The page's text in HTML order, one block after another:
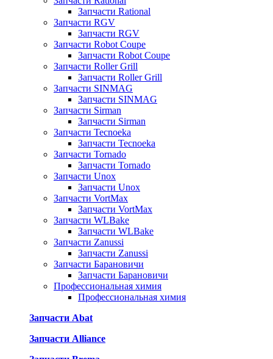
Запчасти Rational
Запчасти RGV
Запчасти RGV
Запчасти Robot Coupe
Запчасти Robot Coupe
Запчасти Roller Grill
Запчасти Roller Grill
Запчасти SINMAG
Запчасти SINMAG
Запчасти Sirman
Запчасти Sirman
Запчасти Tecnoeka
Запчасти Tecnoeka
Запчасти Tornado
Запчасти Tornado
Запчасти Unox
Запчасти Unox
Запчасти VortMax
Запчасти VortMax
Запчасти WLBake
Запчасти WLBake
Запчасти Zanussi
Запчасти Zanussi
Запчасти Барановичи
Запчасти Барановичи
Профессиональная химия
Профессиональная химия
Запчасти Abat
Запчасти Alliance